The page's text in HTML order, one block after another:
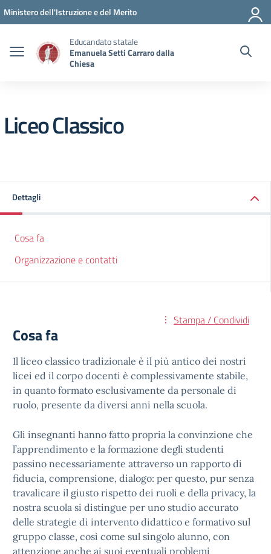
Vai ai contenuti
Vai al menu di navigazione
Vai al footer
Ministero dell'Istruzione e del Merito
Educandato statale
Emanuela Setti Carraro dalla
Chiesa
Liceo Classico
Dettagli
Cosa fa
Organizzazione e contatti
Stampa / Condividi
Cosa fa
Il liceo classico tradizionale è il più antico dei nostri
licei ed il corpo docenti è complessivamente stabile,
in quanto formato esclusivamente da personale di
ruolo, presente da diversi anni nella scuola.
Gli insegnanti hanno fatto propria la convinzione che
l’apprendimento e la formazione degli studenti
passino necessariamente attraverso un rapporto di
fiducia, comprensione, dialogo: per questo, pur senza
travalicare il giusto rispetto dei ruoli e della privacy, la
nostra scuola si distingue per uno studio accurato
delle strategie di intervento didattico e formativo sul
gruppo classe, così come sul singolo alunno, con
attenzione anche ai suoi eventuali problemi